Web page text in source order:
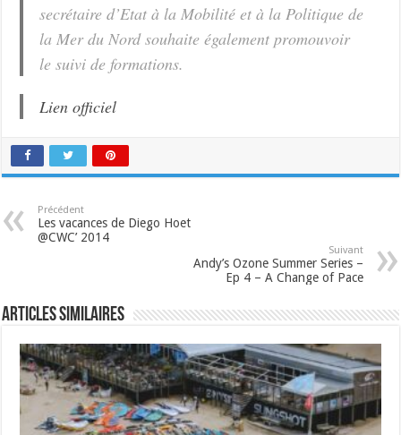
secrétaire d’Etat à la Mobilité et à la Politique de
la Mer du Nord souhaite également promouvoir
le suivi de formations.
Lien officiel
Précédent
Les vacances de Diego Hoet
@CWC’ 2014
Suivant
Andy’s Ozone Summer Series –
Ep 4 – A Change of Pace
Articles similaires